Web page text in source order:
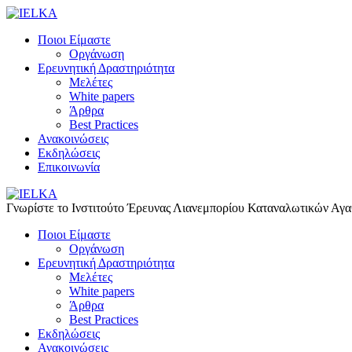
Ποιοι Είμαστε
Οργάνωση
Ερευνητική Δραστηριότητα
Μελέτες
White papers
Άρθρα
Best Practices
Ανακοινώσεις
Εκδηλώσεις
Επικοινωνία
Γνωρίστε το Iνστιτούτο Έρευνας Λιανεμπορίου Καταναλωτικών
Ποιοι Είμαστε
Οργάνωση
Ερευνητική Δραστηριότητα
Μελέτες
White papers
Άρθρα
Best Practices
Εκδηλώσεις
Ανακοινώσεις